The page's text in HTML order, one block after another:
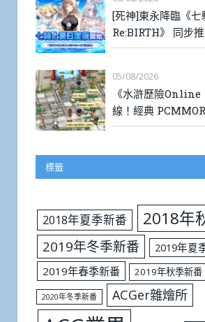
[死神]東永降臨《七
Re:BIRTH》 同步
05/08/2026
《水滸歷險Online
線！經典
標籤
2018年夏季新番 2018年
2019年冬季新番
2019年夏
2019年春季新番
2019年秋季新番
2020年冬季新番 ACGer雜燴所